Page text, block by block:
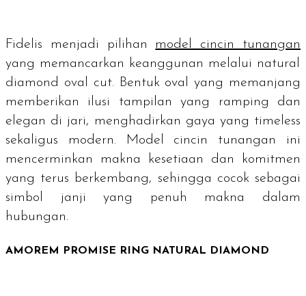
Fidelis menjadi pilihan model cincin tunangan
yang memancarkan keanggunan melalui natural
diamond oval cut. Bentuk oval yang memanjang
memberikan ilusi tampilan yang ramping dan
elegan di jari, menghadirkan gaya yang timeless
sekaligus modern. Model cincin tunangan ini
mencerminkan makna kesetiaan dan komitmen
yang terus berkembang, sehingga cocok sebagai
simbol janji yang penuh makna dalam
hubungan.
AMOREM PROMISE RING NATURAL DIAMOND